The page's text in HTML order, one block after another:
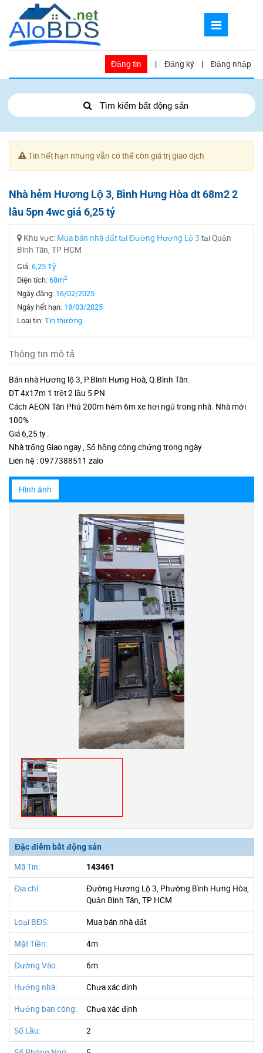
Đăng tin | Đăng ký | Đăng nhập
Tìm kiếm bất động sản
Tin hết hạn nhưng vẫn có thể còn giá trị giao dịch
Nhà hẻm Hương Lộ 3, Bình Hưng Hòa dt 68m2 2
lầu 5pn 4wc giá 6,25 tỷ
Khu vực: Mua bán nhà đất tại Đường Hương Lộ 3 tại Quận
Bình Tân, TP HCM
Giá:6,25 Tỷ
Diện tích:68m2
Ngày đăng: 16/02/2025
Ngày hết hạn: 18/03/2025
Loại tin:Tin thường
Thông tin mô tả
Bán nhà Hương lộ 3, P.Bình Hưng Hoà, Q.Bình Tân.
DT 4x17m 1 trệt 2 lầu 5 PN
Cách AEON Tân Phú 200m hẻm 6m xe hơi ngủ trong nhà. Nhà mới
100%
Giá 6,25 ty .
Nhà trống Giao ngay , Sổ hồng công chứng trong ngày
Liên hệ : 0977388511 zalo
Hình ảnh
Đặc điểm bất động sản
Mã Tin: 143461
Địa chỉ:
Đường Hương Lộ 3, Phường Bình Hưng Hòa,
Quận Bình Tân, TP HCM
Loại BĐS: Mua bán nhà đất
Mặt Tiền: 4m
Đường Vào: 6m
Hướng nhà: Chưa xác định
Hướng ban công: Chưa xác định
Số Lầu: 2